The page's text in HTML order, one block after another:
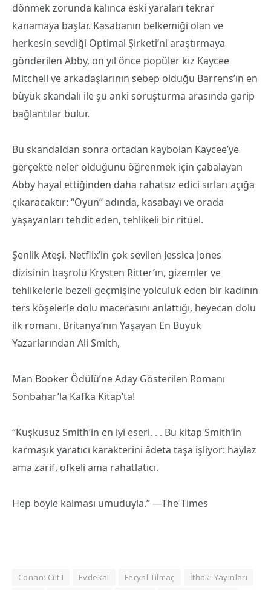
dönmek zorunda kalınca eski yaraları tekrar
kanamaya başlar. Kasabanın belkemiği olan ve
herkesin sevdiği Optimal Şirketi’ni araştırmaya
gönderilen Abby, on yıl önce popüler kız Kaycee
Mitchell ve arkadaşlarının sebep olduğu Barrens’ın en
büyük skandalı ile şu anki soruşturma arasında garip
bağlantılar bulur.
Bu skandaldan sonra ortadan kaybolan Kaycee’ye
gerçekte neler olduğunu öğrenmek için çabalayan
Abby hayal ettiğinden daha rahatsız edici sırları açığa
çıkaracaktır: “Oyun” adında, kasabayı ve orada
yaşayanları tehdit eden, tehlikeli bir ritüel.
Şenlik Ateşi, Netflix’in çok sevilen Jessica Jones
dizisinin başrolü Krysten Ritter’ın, gizemler ve
tehlikelerle bezeli geçmişine yolculuk eden bir kadının
ters köşelerle dolu macerasını anlattığı, heyecan dolu
ilk romanı. Britanya’nın Yaşayan En Büyük
Yazarlarından Ali Smith,
Man Booker Ödülü’ne Aday Gösterilen Romanı
Sonbahar’la Kafka Kitap’ta!
“Kuşkusuz Smith’in en iyi eseri. . . Bu kitap Smith’in
karmaşık yaratıcı karakterini âdeta taşa işliyor: haylaz
ama zarif, öfkeli ama rahatlatıcı.
Hep böyle kalması umuduyla.” —The Times
Conan: Cilt I Evdekal Feryal Tilmaç
İthaki Yayınları